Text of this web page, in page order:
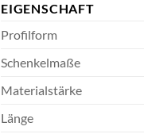
EIGENSCHAFT
Profilform
Schenkelmaße
Materialstärke
Länge